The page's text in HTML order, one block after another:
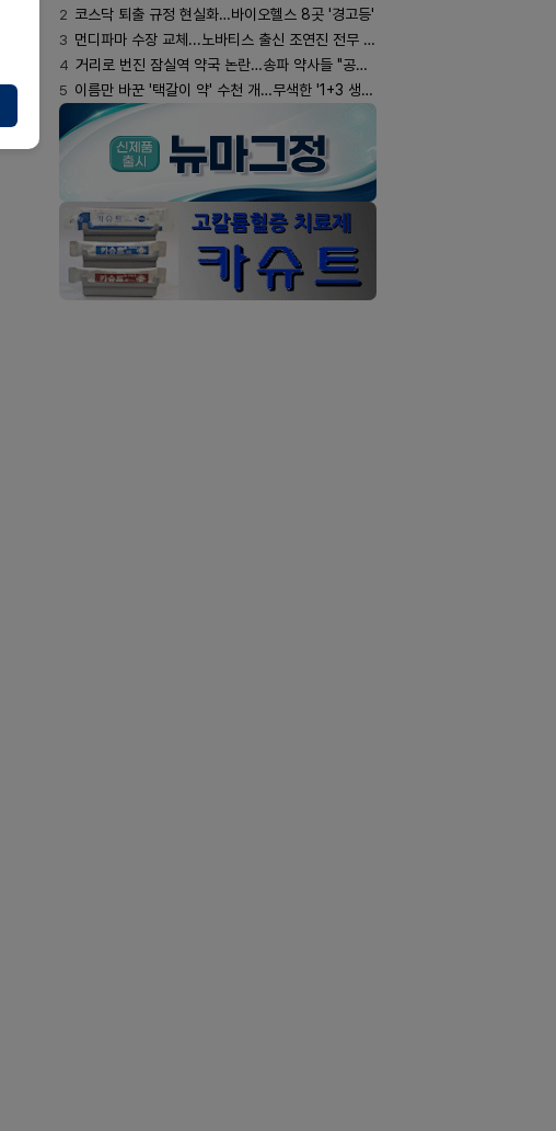
2 코스닥 퇴출 규정 현실화…바이오헬스 8곳 '경고등'
3 먼디파마 수장 교체...노바티스 출신 조연진 전무 내정
4 거리로 번진 잠실역 약국 논란…송파 약사들 "공공성 훼손"
5 이름만 바꾼 '택갈이 약' 수천 개…무색한 '1+3 생동'